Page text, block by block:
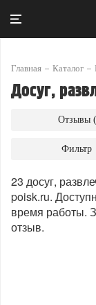
Главная Каталог
Досуг,
Отзывы
Фильтр
23 досуг,
poisk.ru.
время работы.
отзыв.